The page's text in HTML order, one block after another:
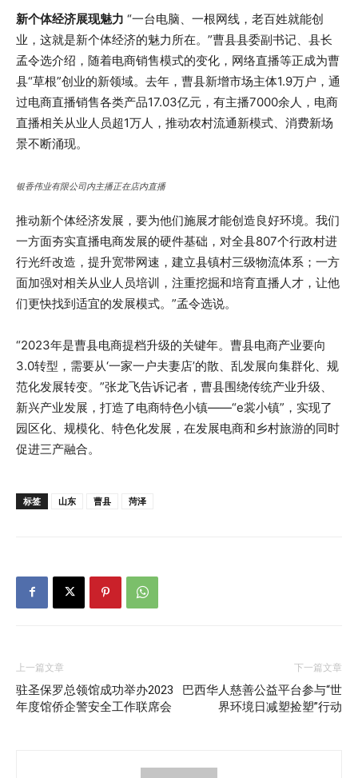
新个体经济展现魅力 “一台电脑、一根网线，老百姓就能创
业，这就是新个体经济的魅力所在。”曹县县委副书记、县长
孟令选介绍，随着电商销售模式的变化，网络直播等正成为曹
县“草根”创业的新领域。去年，曹县新增市场主体1.9万户，通
过电商直播销售各类产品17.03亿元，有主播7000余人，电商
直播相关从业人员超1万人，推动农村流通新模式、消费新场
景不断涌现。
银香伟业有限公司内主播正在店内直播
推动新个体经济发展，要为他们施展才能创造良好环境。我们
一方面夯实直播电商发展的硬件基础，对全县807个行政村进
行光纤改造，提升宽带网速，建立县镇村三级物流体系；一方
面加强对相关从业人员培训，注重挖掘和培育直播人才，让他
们更快找到适宜的发展模式。”孟令选说。
“2023年是曹县电商提档升级的关键年。曹县电商产业要向
3.0转型，需要从‘一家一户夫妻店’的散、乱发展向集群化、规
范化发展转变。”张龙飞告诉记者，曹县围绕传统产业升级、
新兴产业发展，打造了电商特色小镇——“e裳小镇”，实现了
园区化、规模化、特色化发展，在发展电商和乡村旅游的同时
促进三产融合。
标签 山东 曹县 菏泽
上一篇文章
驻圣保罗总领馆成功举办2023
年度馆侨企警安全工作联席会
下一篇文章
巴西华人慈善公益平台参与“世
界环境日减塑捡塑”行动